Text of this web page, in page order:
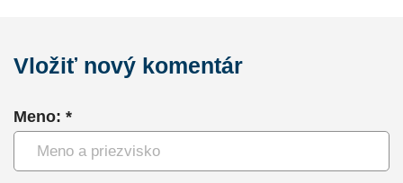
Vložiť nový komentár
Meno: *